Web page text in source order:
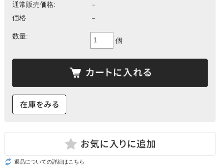
通常販売価格:
－
価格:
－
数量:
個
返品についての詳細はこちら